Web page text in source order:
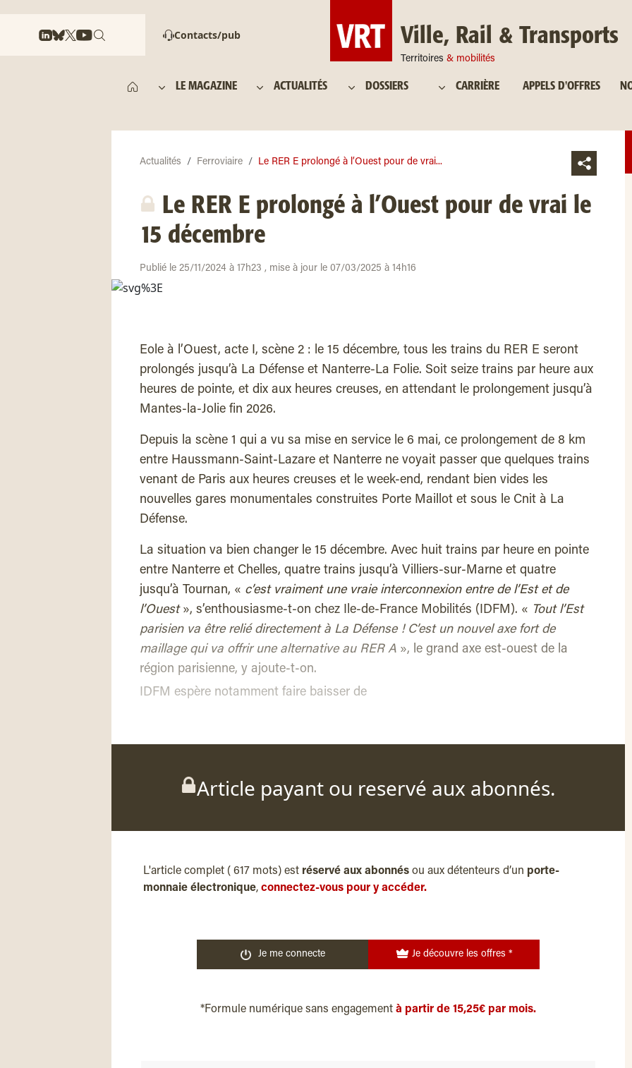
Contacts/pub Ville, Rail & Transports
Territoires & mobilités
LE MAGAZINE ACTUALITÉS DOSSIERS CARRIÈRE APPELS D'OFFRES
Actualités Ferroviaire Le RER E prolongé à l’Ouest pour de vrai...
Le RER E prolongé à l’Ouest pour de vrai le
15 décembre
Publié le 25/11/2024 à 17h23 , mise à jour le 07/03/2025 à 14h16
Eole à l’Ouest, acte I, scène 2 : le 15 décembre, tous les trains du RER E seront
prolongés jusqu’à La Défense et Nanterre-La Folie. Soit seize trains par heure aux
heures de pointe, et dix aux heures creuses, en attendant le prolongement jusqu’à
Mantes-la-Jolie fin 2026.
Depuis la scène 1 qui a vu sa mise en service le 6 mai, ce prolongement de 8 km
entre Haussmann-Saint-Lazare et Nanterre ne voyait passer que quelques trains
venant de Paris aux heures creuses et le week-end, rendant bien vides les
nouvelles gares monumentales construites Porte Maillot et sous le Cnit à La
Défense.
La situation va bien changer le 15 décembre. Avec huit trains par heure en pointe
entre Nanterre et Chelles, quatre trains jusqu’à Villiers-sur-Marne et quatre
jusqu’à Tournan, « c’est vraiment une vraie interconnexion entre de l’Est et de
l’Ouest», s’enthousiasme-t-on chez Ile-de-France Mobilités (IDFM). « Tout l’Est
parisien va être relié directement à La Défense ! C’est un nouvel axe fort de
maillage qui va offrir une alternative au RER A », le grand axe est-ouest de la
région parisienne, y ajoute-t-on.
IDFM espère notamment faire baisser de
Article payant ou reservé aux abonnés.
L'article complet ( 617 mots) est réservé aux abonnés ou aux détenteurs d’un porte-
monnaie électronique, connectez-vous pour y accéder.
Je me connecte Je découvre les offres *
*Formule numérique sans engagement à partir de 15,25€ par mois.